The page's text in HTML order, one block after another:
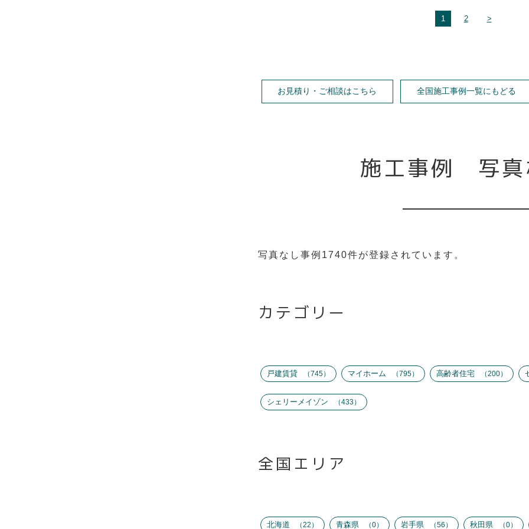
1 2 >
お見積り・ご相談はこちら 全国施工事例一覧にもどる
施工事例 写真
写真なし事例 1740件が登録されています。
カテゴリー
戸建賃貸 745 マイホーム 795 高齢者住宅 200
シェリーメイゾン 433
全国エリア
北海道 22 青森県 0 岩手県 56 秋田県 0